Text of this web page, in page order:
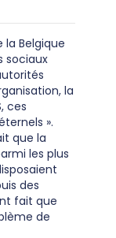
Belgique
sociaux
la
ces
».
que la
les plus
des
fait que
de